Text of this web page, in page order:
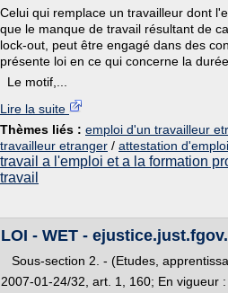
Celui qui remplace un travailleur dont
que le manque de travail résultant de
lock-out, peut être engagé dans des
présente loi en ce qui concerne la
Le motif,...
Lire la suite
Thèmes liés : emploi d'un travailleur
travailleur etranger / attestation
travail a l'emploi et a la formation
travail
LOI - WET -
Sous-section 2. - (Etudes,
2007-01-24/32, art. 1, 160; En vigueur